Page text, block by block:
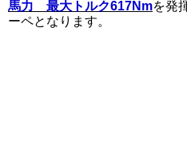
馬力 最大トルク617Nmを発
ーペとなります。